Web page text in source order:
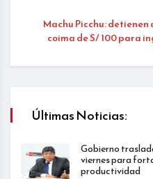
Machu Picchu:
coima de S/ 100 para
Últimas Noticias:
Gobierno
viernes para
productividad